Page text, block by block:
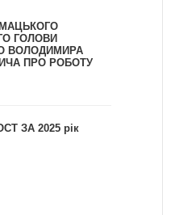
ГОЛОВИ
ВОЛОДИМИРА
ПРО РОБОТУ
ЗА 2025 рік